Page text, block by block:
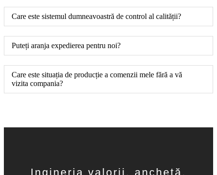
Care este sistemul dumneavoastră de control al calității?
Puteți aranja expedierea pentru noi?
Care este situația de producție a comenzii mele fără a vă
vizita compania?
Ingineria valorii, anchetă,